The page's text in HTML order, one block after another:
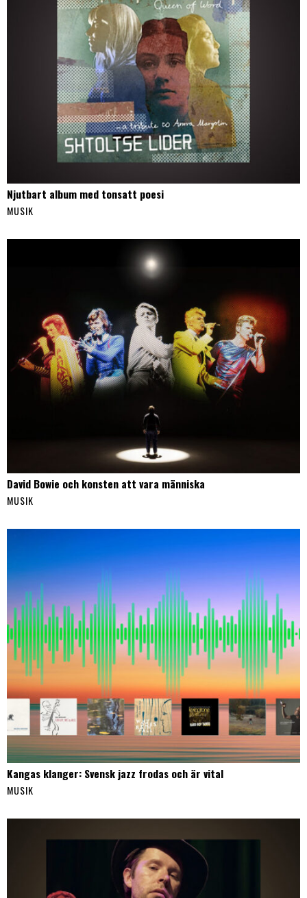
Njutbart album med tonsatt poesi
MUSIK
David Bowie och konsten att vara människa
MUSIK
Kangas klanger: Svensk jazz frodas och är vital
MUSIK